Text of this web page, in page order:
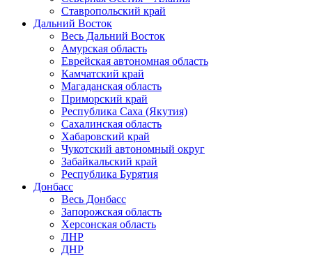
Ставропольский край
Дальний Восток
Весь Дальний Восток
Амурская область
Еврейская автономная область
Камчатский край
Магаданская область
Приморский край
Республика Саха (Якутия)
Сахалинская область
Хабаровский край
Чукотский автономный округ
Забайкальский край
Республика Бурятия
Донбасс
Весь Донбасс
Запорожская область
Херсонская область
ЛНР
ДНР